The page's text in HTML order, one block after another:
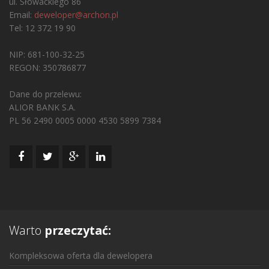
Email: deweloper@archon.pl
Tel: 12 372 19 90
NIP: 681-100-32-25
REGON: 350786877
Dane do przelewu:
ALIOR BANK S.A.
PL 56 2490 0005 0000 4530 5899 7384
Warto przeczytać:
Kompleksowa oferta dla dewelopera